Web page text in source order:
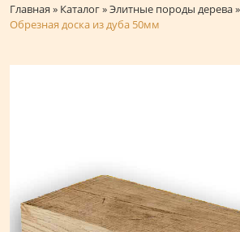
Главная » Каталог»Элитные породы дерева»
Обрезная доска из дуба 50мм